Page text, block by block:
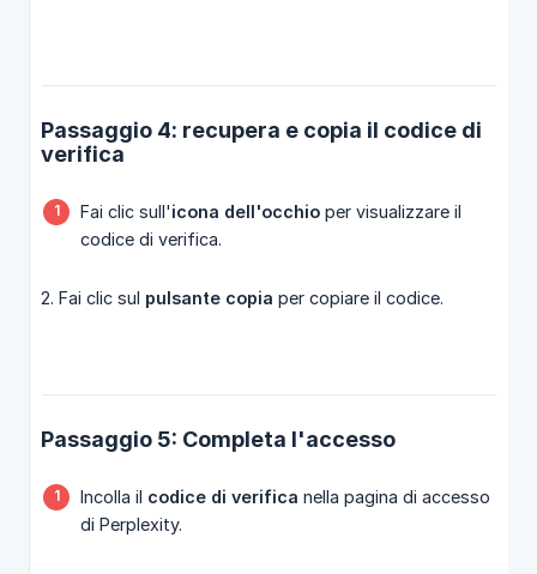
Passaggio 4: recupera e copia il codice di
verifica
Fai clic sull'icona dell'occhio per visualizzare il
codice di verifica.
2. Fai clic sul pulsante copia per copiare il codice.
Passaggio 5: Completa l'accesso
Incolla il codice di verifica nella pagina di accesso
di Perplexity.